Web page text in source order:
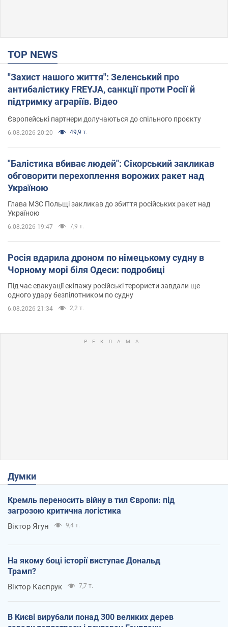
TOP NEWS
"Захист нашого життя": Зеленський про
антибалістику FREYJA, санкції проти Росії й
підтримку аграріїв. Відео
Європейські партнери долучаються до спільного проєкту
6.08.2026 20:20 49,9 т.
"Балістика вбиває людей": Сікорський закликав
обговорити перехоплення ворожих ракет над
Україною
Глава МЗС Польщі закликав до збиття російських ракет над
Україною
6.08.2026 19:47 7,9 т.
Росія вдарила дроном по німецькому судну в
Чорному морі біля Одеси: подробиці
Під час евакуації екіпажу російські терористи завдали ще
одного удару безпілотником по судну
6.08.2026 21:34 2,2 т.
Думки
Кремль переносить війну в тил Європи: під
загрозою критична логістика
Віктор Ягун 9,4 т.
На якому боці історії виступає Дональд
Трамп?
Віктор Каспрук 7,7 т.
В Києві вирубали понад 300 великих дерев